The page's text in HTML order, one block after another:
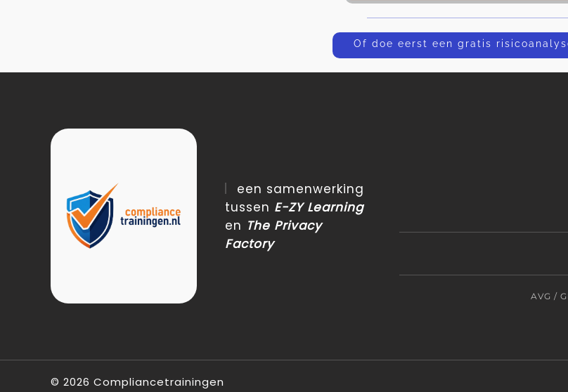
Of doe eerst een gratis
een samenwerking
tussen E-ZY Learning
en The Privacy
Factory
AVG /
© 2026 Compliancetrainingen